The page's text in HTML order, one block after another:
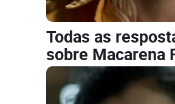
Todas as
sobre Macarena